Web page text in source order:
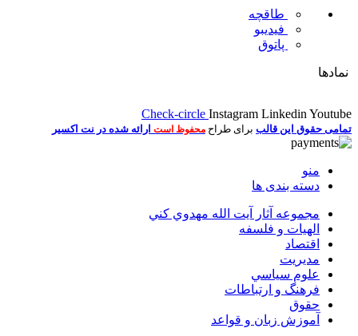
طاقچه
فیدیبو
پاتوق
نمادها
Check-circle Instagram Linkedin Youtube
تمامی حقوق این قالب برای طراح محفوظ است ارائه شده در نت اکسیر
منو
دسته بندی ها
مجموعه آثار آيت الله مهدوي كني
الهیات و فلسفه
اقتصاد
مديريت
علوم سياسي
فرهنگ و ارتباطات
حقوق
آموزش زبان و قواعد